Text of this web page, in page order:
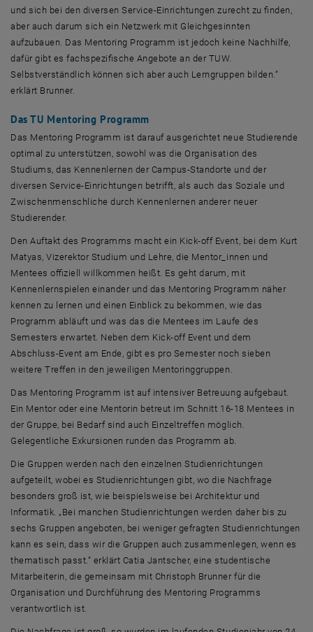
und sich bei den diversenService-Einrichtungen zurecht zu finden,
aber auch darum sich ein Netzwerk mit Gleichgesinnten
aufzubauen. Das Mentoring Programm ist jedoch keine Nachhilfe,
dafür gibt es fachspezifische Angebote an der TUW.
Selbstverständlich können sich aber auch Lerngruppen bilden.“
erklärt Brunner.
Das TU Mentoring Programm
Das Mentoring Programm ist darauf ausgerichtet neue Studierende
optimal zu unterstützen, sowohl was die Organisation des
Studiums, das Kennenlernen der Campus-Standorte und der
diversen Service-Einrichtungen betrifft, als auch das Soziale und
Zwischenmenschliche durch Kennenlernen anderer neuer
Studierender.
Den Auftakt des Programms macht ein Kick-off Event , bei dem Kurt
Matyas, Vizerektor Studium und Lehre, die Mentor_innen und
Mentees offiziell willkommen heißt. Es geht darum, mit
Kennenlernspielen einander und das Mentoring Programm näher
kennen zu lernen und einen Einblick zu bekommen, wie das
Programm abläuft und was das die Mentees im Laufe des
Semesters erwartet. Neben dem Kick-off Event und dem
Abschluss-Event am Ende, gibt es pro Semester noch sieben
weitere Treffen in den jeweiligen Mentoringgruppen.
Das Mentoring Programm ist auf intensiver Betreuung aufgebaut.
Ein Mentor oder eine Mentorin betreut im Schnitt 16-18 Mentees in
der Gruppe, bei Bedarf sind auch Einzeltreffen möglich.
Gelegentliche Exkursionen runden das Programm ab.
Die Gruppen werden nach den einzelnen Studienrichtungen
aufgeteilt, wobei es Studienrichtungen gibt, wo die Nachfrage
besonders groß ist, wie beispielsweise bei Architektur und
Informatik. „Bei manchen Studienrichtungen werden daher bis zu
sechs Gruppen angeboten, bei weniger gefragten Studienrichtungen
kann es sein, dass wir die Gruppen auch zusammenlegen, wenn es
thematisch passt.“ erklärt Catia Jantscher, eine studentische
Mitarbeiterin, die gemeinsam mit Christoph Brunner für die
Organisation und Durchführung des Mentoring Programms
verantwortlich ist.